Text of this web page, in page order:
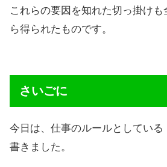
これらの要因を知れた切っ掛け
ら得られたものです。
さいごに
今日は、仕事のルールとしている
書きました。